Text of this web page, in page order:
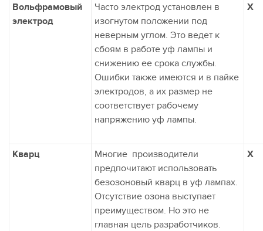
Вольфрамовый
электрод
Часто электрод установлен в
изогнутом положении под
неверным углом. Это ведет к
сбоям в работе уф лампы и
снижению ее срока службы.
Ошибки также имеются и в пайке
электродов, а их размер не
соответствует рабочему
напряжению уф лампы.
X
Кварц
Многие производители
предпочитают использовать
безозоновый кварц в уф лампах.
Отсутствие озона выступает
преимуществом. Но это не
главная цель разработчиков.
X